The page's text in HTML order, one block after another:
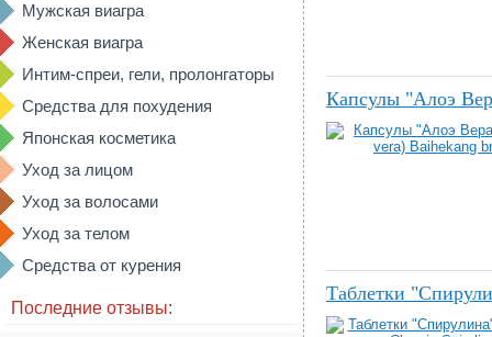
Мужская виагра
Женская виагра
Интим-спреи, гели, пролонгаторы
Средства для похудения
Японская косметика
Уход за лицом
Уход за волосами
Уход за телом
Средства от курения
Последние отзывы:
Капсулы "Алоэ
Таблетки